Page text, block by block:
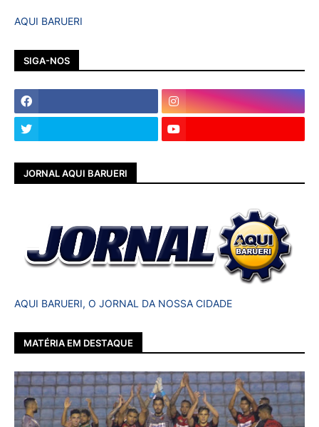
AQUI BARUERI
SIGA-NOS
JORNAL AQUI BARUERI
AQUI BARUERI, O JORNAL DA NOSSA CIDADE
MATÉRIA EM DESTAQUE